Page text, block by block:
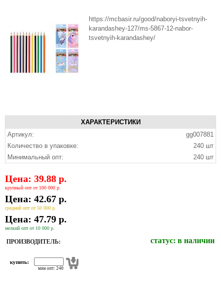
https://mcbasir.ru/good/naboryi-tsvetnyih-
karandashey-127/ms-5867-12-nabor-
tsvetnyih-karandashey/
ХАРАКТЕРИСТИКИ
Артикул:
gg007881
Количество в упаковке:
240 шт
Минимальный опт:
240 шт
Цена: 39.88 р.
крупный опт от 100 000 р.
Цена: 42.67 р.
средний опт от 50 000 р.
Цена: 47.79 р.
мелкий опт от 10 000 р.
ПРОИЗВОДИТЕЛЬ: статус: в наличии
купить:
мин опт: 240